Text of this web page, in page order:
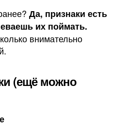
Да, признаки есть
их поймать.
внимательно
(ещё можно